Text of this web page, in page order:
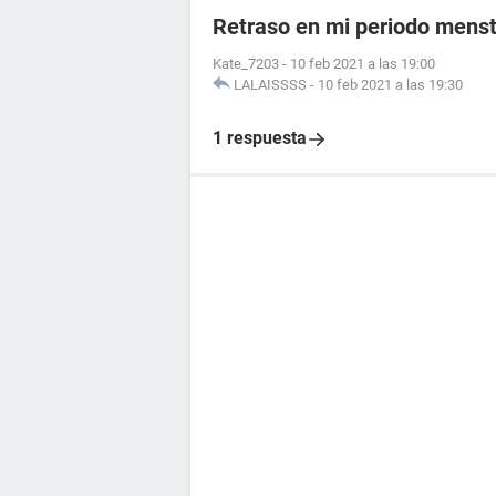
Retraso en mi periodo
Kate_7203 - 10 feb 2021 a las 19:00
LALAISSSS - 10 feb 2021 a las 19:30
1 respuesta